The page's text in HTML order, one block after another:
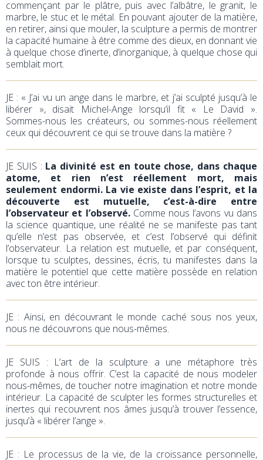
commençant par le plâtre, puis avec l’albâtre, le granit, le
marbre, le stuc et le métal. En pouvant ajouter de la matière,
en retirer, ainsi que mouler, la sculpture a permis de montrer
la capacité humaine à être comme des dieux, en donnant vie
à quelque chose d’inerte, d’inorganique, à quelque chose qui
semblait mort.
JE : « J’ai vu un ange dans le marbre, et j’ai sculpté jusqu’à le
libérer », disait Michel-Ange lorsqu’il fit « Le David ».
Sommes-nous les créateurs, ou sommes-nous réellement
ceux qui découvrent ce qui se trouve dans la matière ?
JE SUIS : La divinité est en toute chose, dans chaque
atome, et rien n’est réellement mort, mais
seulement endormi. La vie existe dans l’esprit, et la
découverte est mutuelle, c’est-à-dire entre
l’observateur et l’observé. Comme nous l’avons vu dans
la science quantique, une réalité ne se manifeste pas tant
qu’elle n’est pas observée, et c’est l’observé qui définit
l’observateur. La relation est mutuelle, et par conséquent,
lorsque tu sculptes, dessines, écris, tu manifestes dans la
matière le potentiel que cette matière possède en relation
avec ton être intérieur.
JE : Ainsi, en découvrant le monde caché sous nos yeux,
nous ne découvrons que nous-mêmes.
JE SUIS : L’art de la sculpture a une métaphore très
profonde à nous offrir. C’est la capacité de nous modeler
nous-mêmes, de toucher notre imagination et notre monde
intérieur. La capacité de sculpter les formes structurelles et
inertes qui recouvrent nos âmes jusqu’à trouver l’essence,
jusqu’à « libérer l’ange ».
JE : Le processus de la vie, de la croissance personnelle,